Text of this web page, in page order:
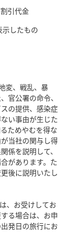
引代金
したもの
変、戦乱、暴
官公署の命令、
の提供、感染症
い事由が生じた
ためやむを得な
当社の関与し得
係を説明して、
があります。た
後に説明いたし
、お受けしてお
る場合は、お申
発日の旅行にお